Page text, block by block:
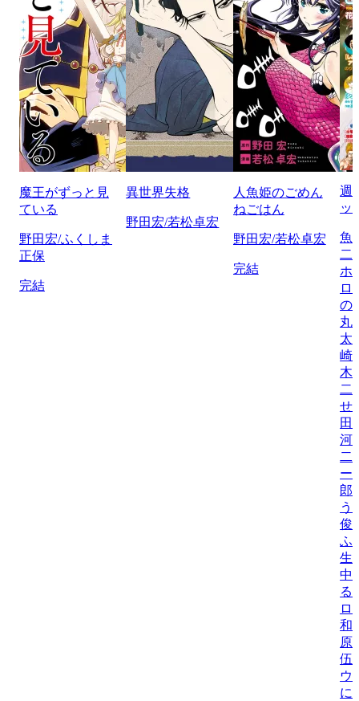
魔王がずっと見
ている
野田宏/ふくしま
正保
完結
異世界失格
野田宏/若松卓宏
人魚姫のごめん
ねごはん
野田宏/若松卓宏
完結
週
ッ
魚
二
ホ
ロ
の
丸
太
崎
木
二
せ
田
河
二
ー
郎
う
俊/
ふ
生
中
る
ロ
和
原
伍/
ウ
に